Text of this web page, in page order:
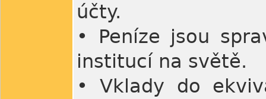
účty.
• Peníze jsou
institucí na světě.
• Vklady do